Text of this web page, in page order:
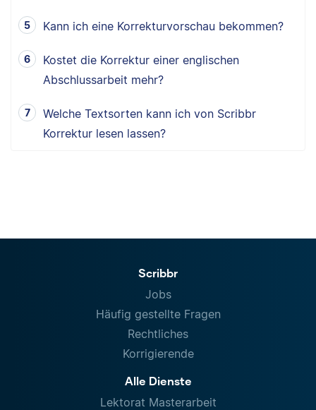
Kann ich eine Korrekturvorschau bekommen?
Kostet die Korrektur einer englischen
Abschlussarbeit mehr?
Welche Textsorten kann ich von Scribbr
Korrektur lesen lassen?
Scribbr
Jobs
Häufig gestellte Fragen
Rechtliches
Korrigierende
Alle Dienste
Lektorat Masterarbeit